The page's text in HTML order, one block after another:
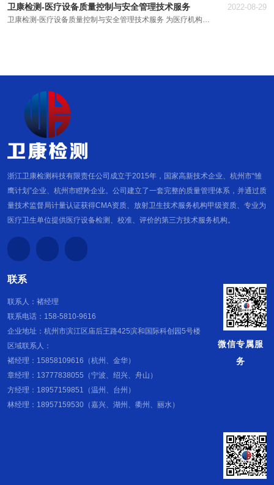
实，检测工作经验丰富的高级技术人员和管理人员，并依托卓越
的实验室质量管理体系平台，拥有一批来自国内权威的生物安
二医院、浙江省立同德医院、安徽省疾病预防控制中心等3000
多家省、市、县级医疗卫生卫生单位合作。 检测设备优势： 公
司拥有与检测项目相适应的先进检测仪器和精良的实验室装备，
拥有如德国IBA、美国FLUKE 、瑞典RTI、台湾TES、德国MED
等公司的160余套专用检测设备,并依据国家标准定期校验，确保
检测数据准确可靠。 知识产权优势： 公司自主研发了各种相关
的检测设备及保护装置，获得了13项实用新型专利；并开发了
检测系统及在线教育培训系统，获得了3项软著证书，令检测更
高效、更安全、更精确。 具体知识产权情况见表1。 表1 知识产
线设备辐射剂量水平测试装置 ZL 201920688354.8 实用新型专
利 2 一种放射诊疗设备的放射防护性能检测设备 ZL
201920687191.1 实用新型专利 3 一种基于X射线的探伤仪辐射
个人剂量监测装置 ZL 201920688351.4 实用新型专利 5 一种电
诊疗自动防护装置 ZL 201920687359.9 实用新型专利 7 一种手
术室环境检测设备 ZL 201922401405.7 实用新型专利 8 一种多
功能洁净工作台检测设备 ZL 201922401483.7 实用新型专利 9
一种高压灭菌锅病菌检测设备 ZL 201922401490.7 实用新型专
利 10 一种便于操作的生物安全柜检测设备 ZL
装置 ZL 201922401506.4 实用新型专利 12 高致病性病原微生
物运输智能生物安全运输箱 ZL 202020226454.1 实用新型专利
13 一种智能生物安全运输箱 ZL 202020227061.2 实用新型专
2022-08-29
卫康检测-医疗设备质量控制与安全管理技术服务
卫康检测-医疗设备质量控制与安全管理技术服务 为医疗机构提
浙江卫康检测科技有限责任公司成立于2015年，国家高新技术企业、杭州市“雏
鹰计划”企业、杭州市瞪羚企业。公司建立了一套完整的质量管理体系，并通过质
量技术监督局计量认证获得CMA资质、放射卫生技术服务机构甲级资质、专业为
医疗卫生单位提供医疗设备检测、校准、评价的第三方技术服务机构。
联系
联系人：褚经理
联系电话：158-5810-9616
企业地址：杭州市滨江区庙后王路425滨和国际科创园5号楼
区域联系人：
褚经理：15858109616（杭州、金华）
章经理：13777838055（宁波、绍兴、舟山）
方经理：18957159851（温州、台州）
林经理：18957159530（嘉兴、湖州、衢州、丽水）
微信专属服
务